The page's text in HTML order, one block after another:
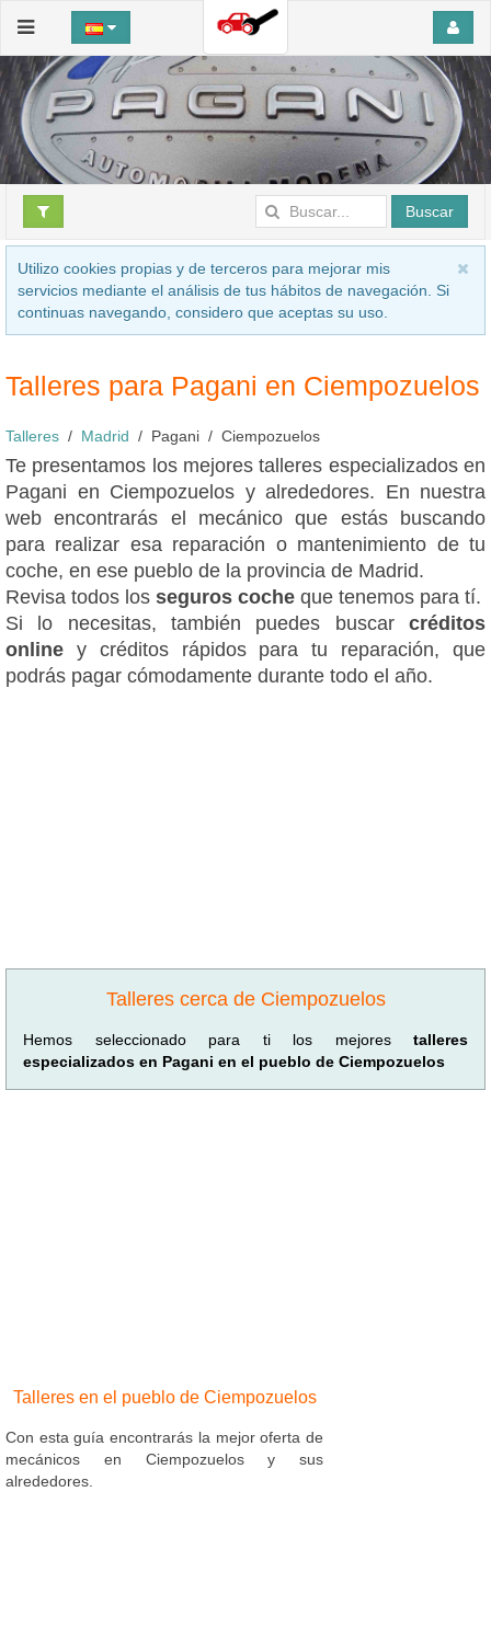
Buscar
Utilizo cookies propias y de terceros para mejorar mis
servicios mediante el análisis de tus hábitos de navegación. Si
continuas navegando, considero que aceptas su uso.
Talleres para Pagani en Ciempozuelos
Talleres Madrid Pagani Ciempozuelos
Te presentamos los mejores talleres especializados en
Pagani en Ciempozuelos y alrededores. En nuestra
web encontrarás el mecánico que estás buscando
para realizar esa reparación o mantenimiento de tu
coche, en ese pueblo de la provincia de Madrid.
Revisa todos los seguros coche que tenemos para tí.
Si lo necesitas, también puedes buscar créditos
online y créditos rápidos para tu reparación, que
podrás pagar cómodamente durante todo el año.
Talleres cerca de Ciempozuelos
Hemos seleccionado para ti los mejores talleres
especializados en Pagani en el pueblo de Ciempozuelos
Talleres en el pueblo de Ciempozuelos
Con esta guía encontrarás la mejor oferta de
mecánicos en Ciempozuelos y sus
alrededores.